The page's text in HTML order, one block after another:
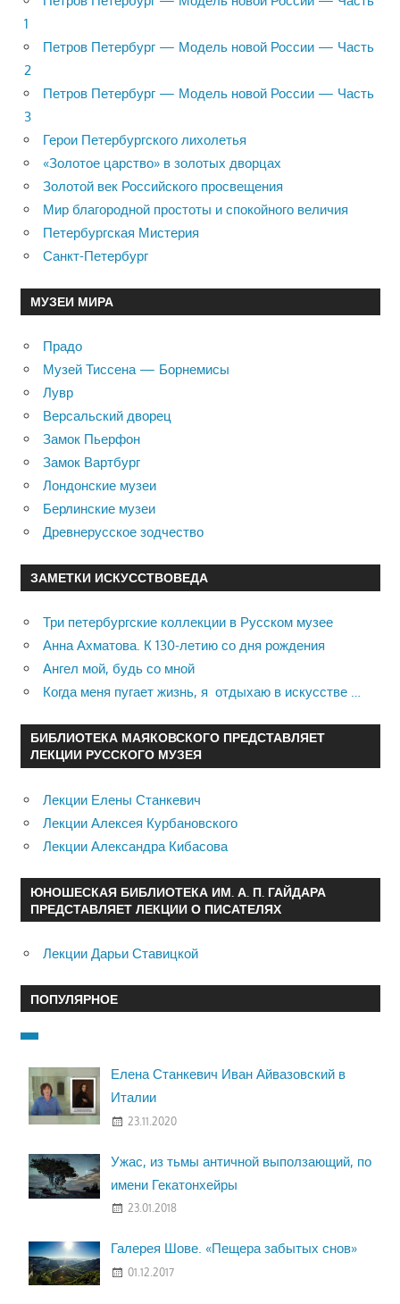
1
Петров Петербург — Модель новой России — Часть
2
Петров Петербург — Модель новой России — Часть
3
Герои Петербургского лихолетья
«Золотое царство» в золотых дворцах
Золотой век Российского просвещения
Мир благородной простоты и спокойного величия
Петербургская Мистерия
Санкт-Петербург
МУЗЕИ МИРА
Прадо
Музей Тиссена — Борнемисы
Лувр
Версальский дворец
Замок Пьерфон
Замок Вартбург
Лондонские музеи
Берлинские музеи
Древнерусское зодчество
ЗАМЕТКИ ИСКУССТВОВЕДА
Три петербургские коллекции в Русском музее
Анна Ахматова. К 130-летию со дня рождения
Ангел мой, будь со мной
Когда меня пугает жизнь, я отдыхаю в искусстве …
БИБЛИОТЕКА МАЯКОВСКОГО ПРЕДСТАВЛЯЕТ
ЛЕКЦИИ РУССКОГО МУЗЕЯ
Лекции Елены Станкевич
Лекции Алексея Курбановского
Лекции Александра Кибасова
ЮНОШЕСКАЯ БИБЛИОТЕКА ИМ. А. П. ГАЙДАРА
ПРЕДСТАВЛЯЕТ ЛЕКЦИИ О ПИСАТЕЛЯХ
Лекции Дарьи Ставицкой
ПОПУЛЯРНОЕ
Елена Станкевич Иван Айвазовский в
Италии
23.11.2020
Ужас, из тьмы античной выползающий, по
имени Гекатонхейры
23.01.2018
Галерея Шове. «Пещера забытых снов»
01.12.2017